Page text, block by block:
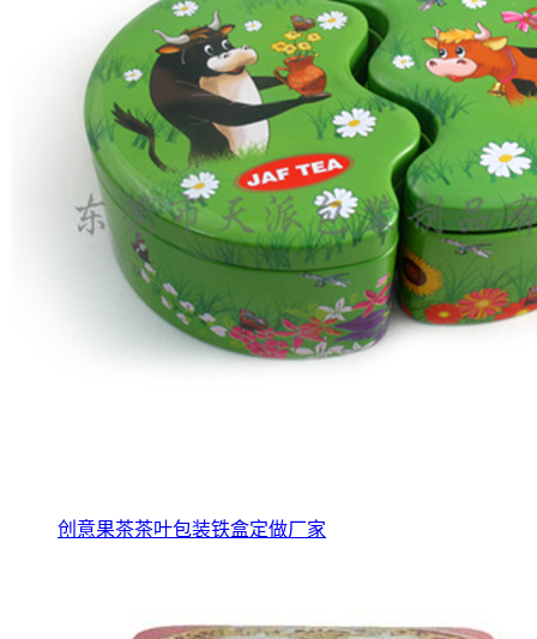
创意果茶茶叶包装铁盒定做厂家